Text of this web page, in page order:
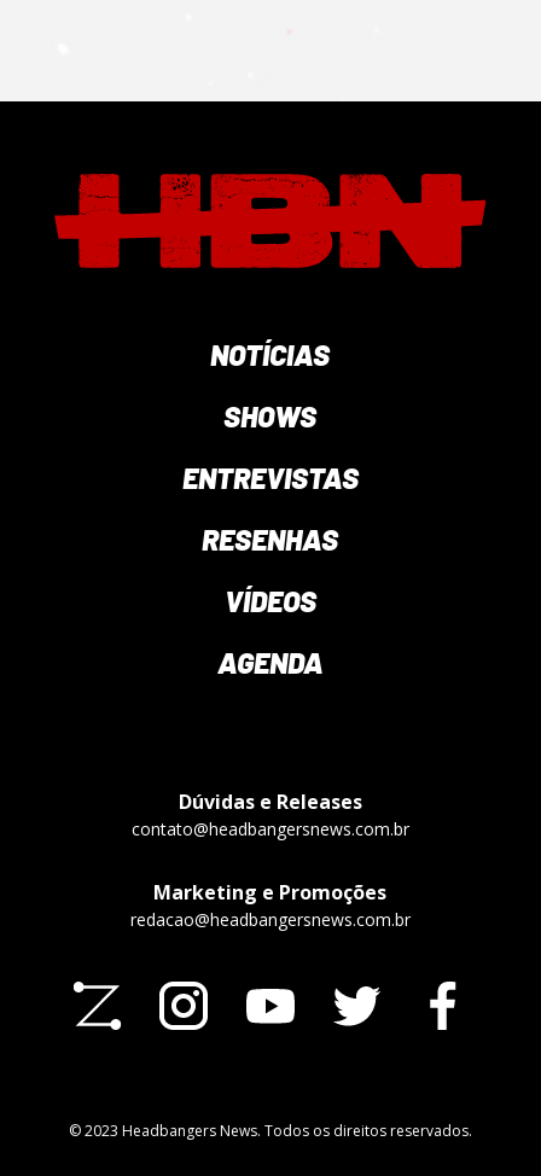
NOTÍCIAS
SHOWS
ENTREVISTAS
RESENHAS
VÍDEOS
AGENDA
Dúvidas e Releases
contato@headbangersnews.com.br
Marketing e Promoções
redacao@headbangersnews.com.br
© 2023 Headbangers News. Todos os direitos reservados.